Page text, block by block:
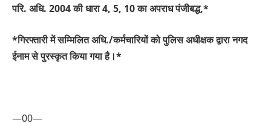
परि. अधि. 2004 की धारा 4, 5, 10 का अपराध पंजीबद्ध,*
*गिरफ्तारी में सम्मिलित अधि./कर्मचारियों को पुलिस अधीक्षक द्वारा नगद
ईनाम से पुरस्कृत किया गया है।*
—00—